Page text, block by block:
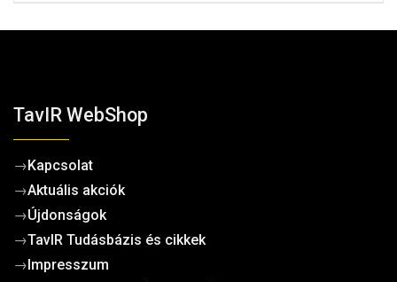
TavIR WebShop
→Kapcsolat
→Aktuális akciók
→Újdonságok
→TavIR Tudásbázis és cikkek
→Impresszum